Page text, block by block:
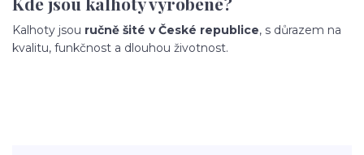
Kalhoty jsou ručně šité v České republice, s důrazem na
kvalitu, funkčnost a dlouhou životnost.